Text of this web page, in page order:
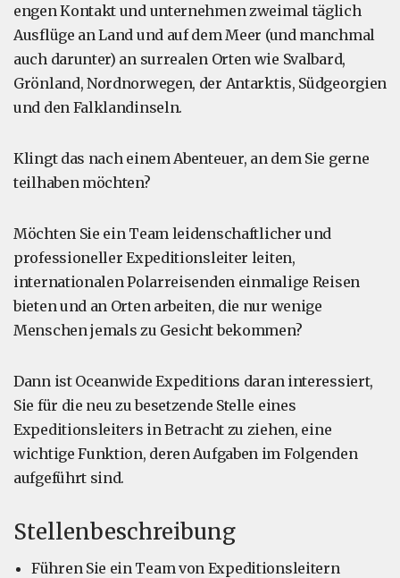
engen Kontakt und unternehmen zweimal täglich
Ausflüge an Land und auf dem Meer (und manchmal
auch darunter) an surrealen Orten wie Svalbard,
Grönland, Nordnorwegen, der Antarktis, Südgeorgien
und den Falklandinseln.
Klingt das nach einem Abenteuer, an dem Sie gerne
teilhaben möchten?
Möchten Sie ein Team leidenschaftlicher und
professioneller Expeditionsleiter leiten,
internationalen Polarreisenden einmalige Reisen
bieten und an Orten arbeiten, die nur wenige
Menschen jemals zu Gesicht bekommen?
Dann ist Oceanwide Expeditions daran interessiert,
Sie für die neu zu besetzende Stelle eines
Expeditionsleiters in Betracht zu ziehen, eine
wichtige Funktion, deren Aufgaben im Folgenden
aufgeführt sind.
Stellenbeschreibung
Führen Sie ein Team von Expeditionsleitern